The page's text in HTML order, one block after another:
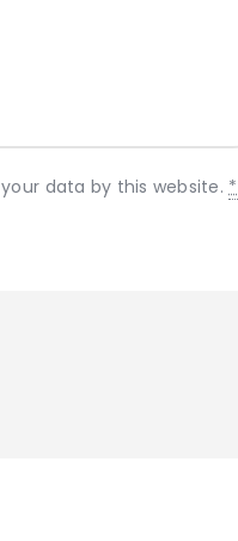
data by this website.*